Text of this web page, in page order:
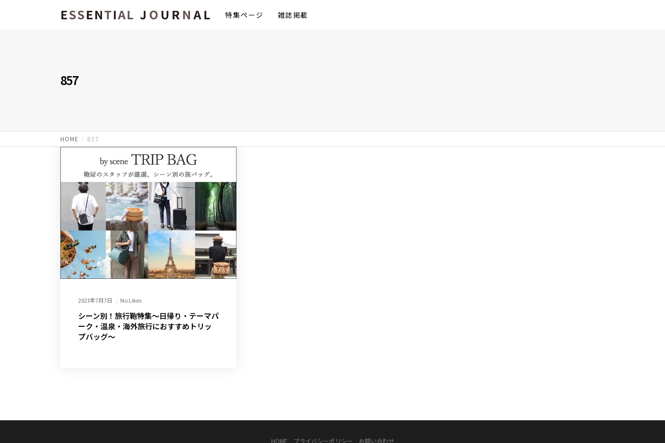
特集ページ 雑誌掲載
857
HOME 857
2023年7月7日 No Likes
シーン別！旅行鞄特集～日帰り・テーマパ
ーク・温泉・海外旅行におすすめトリッ
プバッグ～
HOME プライバシーポリシー お問い合わせ